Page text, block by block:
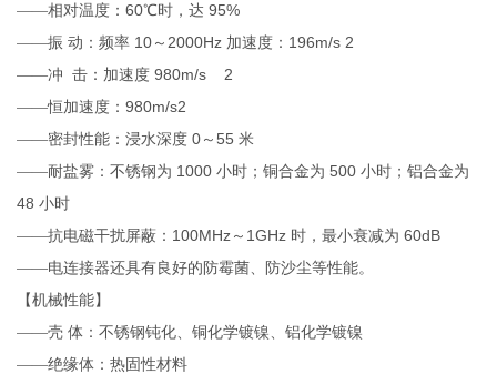
——相对温度： 60℃时，达 95%
——振 动：频率 10 ～ 2000Hz 加速度： 196m/s 2
——冲 击：加速度 980m/s 2
——恒加速度： 980m/s2
——密封性能：浸水深度 0 ～ 55 米
——耐盐雾：不锈钢为 1000 小时；铜合金为 500 小时；铝合金为
48 小时
——抗电磁干扰屏蔽： 100MHz ～ 1GHz 时，最小衰减为 60dB
——电连接器还具有良好的防霉菌、防沙尘等性能。
【机械性能】
——壳 体：不锈钢钝化、铜化学镀镍、铝化学镀镍
——绝缘体：热固性材料